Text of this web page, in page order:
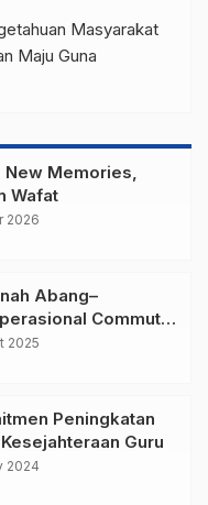
Masyarakat
Maju Guna
New Memories,
Wafat
2026
Abang–
Commuter
Kembali
2025
Peningkatan
Guru
2024